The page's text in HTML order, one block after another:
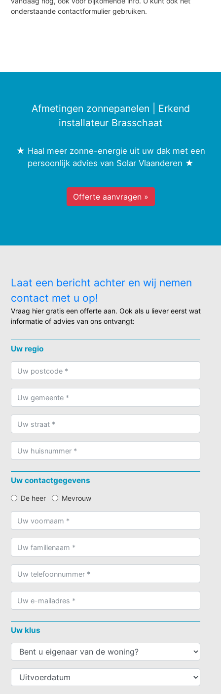
onderstaande contactformulier gebruiken.
Afmetingen zonnepanelen | Erkend
installateur Brasschaat
★ Haal meer zonne-energie uit uw dak met een
persoonlijk advies van Solar Vlaanderen ★
Offerte aanvragen »
Laat een bericht achter en wij nemen
contact met u op!
Vraag hier gratis een offerte aan. Ook als u liever eerst wat
informatie of advies van ons ontvangt:
Uw regio
Uw contactgegevens
De heer Mevrouw
Uw klus